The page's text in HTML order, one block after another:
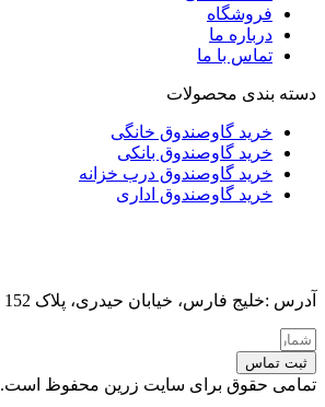
فروشگاه
درباره ما
تماس با ما
دسته بندی محصولات
خرید گاوصندوق خانگی
خرید گاوصندوق بانکی
خرید گاوصندوق درب خزانه
خرید گاوصندوق اداری
آدرس :خلیج فارس، خیابان حیدری، پلاک 152
ثبت تماس
تمامی حقوق برای سایت زرین محفوظ است.